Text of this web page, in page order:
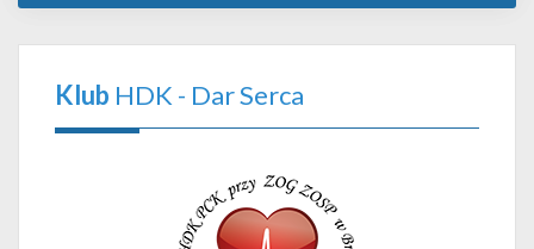
Klub HDK - Dar Serca